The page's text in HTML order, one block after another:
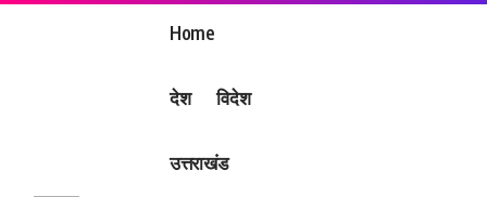
Home
देश विदेश
उत्तराखंड